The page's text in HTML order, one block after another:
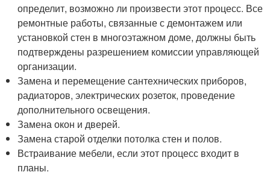
определит, возможно ли произвести этот процесс. Все
ремонтные работы, связанные с демонтажем или
установкой стен в многоэтажном доме, должны быть
подтверждены разрешением комиссии управляющей
организации.
Замена и перемещение сантехнических приборов,
радиаторов, электрических розеток, проведение
дополнительного освещения.
Замена окон и дверей.
Замена старой отделки потолка стен и полов.
Встраивание мебели, если этот процесс входит в
планы.